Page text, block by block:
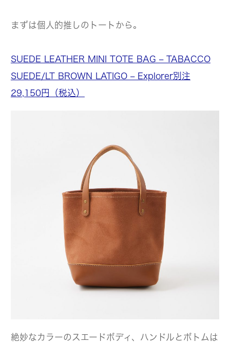
まずは個人的推しのトートから。
SUEDE LEATHER MINI TOTE BAG – TABACCO
SUEDE/LT BROWN LATIGO – Explorer別注
29,150円（税込）
絶妙なカラーのスエードボディ、ハンドルとボトムは